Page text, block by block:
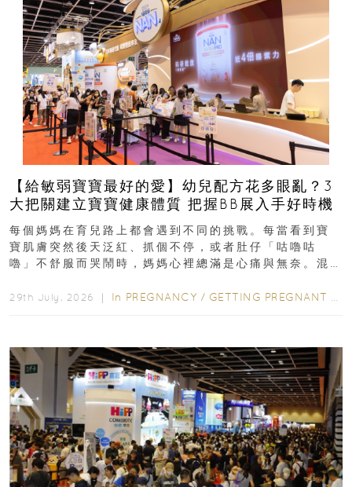
【給敏弱寶寶最好的愛】幼兒配方花多眼亂？3
大把關建立寶寶健康體質 把握BB展入手好時機
每個媽媽在育兒路上都會遇到不同的挑戰。每當看到寶
寶肌膚突然後天泛紅、抓個不停，或者肚仔「咕嚕咕
嚕」不舒服而哭鬧時，媽媽心裡總滿是心痛與無奈。混
29th July, 2026 ｜ In PREGNANCY / GETTING PREGNANT